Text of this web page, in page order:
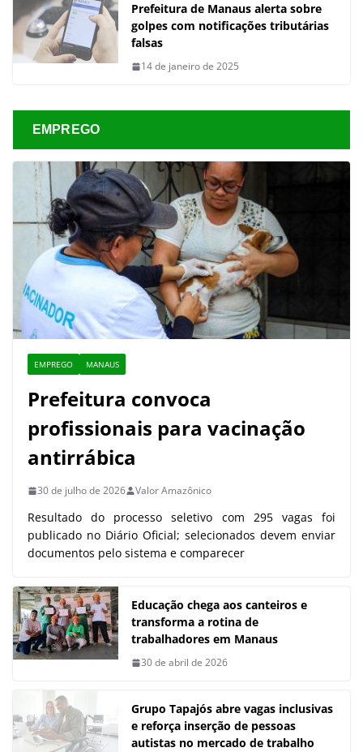
Prefeitura de Manaus alerta sobre
golpes com notificações tributárias
falsas
14 de janeiro de 2025
EMPREGO
EMPREGO MANAUS
Prefeitura convoca
profissionais para vacinação
antirrábica
30 de julho de 2026 Valor Amazônico
Resultado do processo seletivo com 295 vagas foi
publicado no Diário Oficial; selecionados devem enviar
documentos pelo sistema e comparecer
Educação chega aos canteiros e
transforma a rotina de
trabalhadores em Manaus
30 de abril de 2026
Grupo Tapajós abre vagas inclusivas
e reforça inserção de pessoas
autistas no mercado de trabalho